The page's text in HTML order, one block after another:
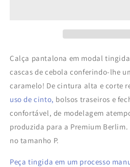
Calça pantalona em modal
cascas de cebola conferindo-lhe
caramelo! De cintura alta e corte
uso de cinto, bolsos traseiros e
confortável, de modelagem
produzida para a Premium
no tamanho P.
Peça tingida em um processo